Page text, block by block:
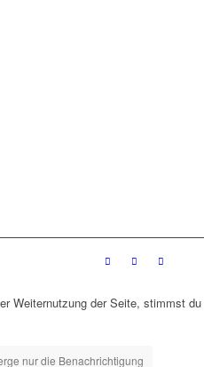
Weiternutzung der Seite, stimmst du
nur die Benachrichtigung